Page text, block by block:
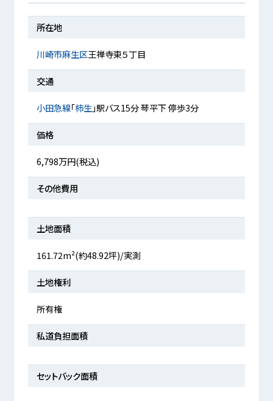
所在地
川崎市麻生区王禅寺東５丁目
交通
小田急線「柿生」駅バス15分 琴平下 停歩3分
価格
6,798万円(税込)
その他費用
土地面積
161.72m²(約48.92坪)/実測
土地権利
所有権
私道負担面積
セットバック面積